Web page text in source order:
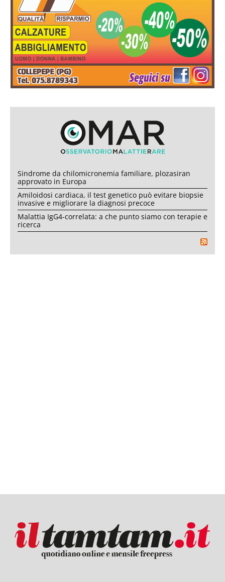
Sindrome da chilomicronemia familiare, plozasiran
approvato in Europa
Amiloidosi cardiaca, il test genetico può evitare biopsie
invasive e migliorare la diagnosi precoce
Malattia IgG4-correlata: a che punto siamo con terapie e
ricerca